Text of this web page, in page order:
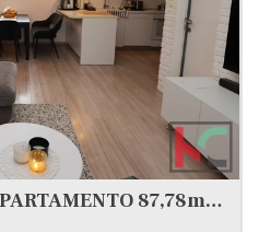
PULA, VALDEBEK, APPARTAMENTO 87,78m2 IN POSIZIONE TRANQUILLA